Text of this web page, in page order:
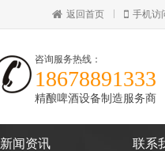
返回首页 手机访
咨询服务热线：
18678891333
精酿啤酒设备制造服务商
新闻资讯 联系